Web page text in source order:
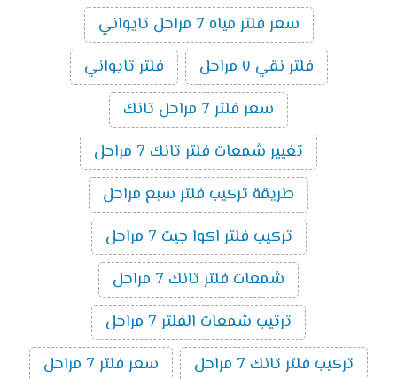
سعر فلتر مياه 7 مراحل تايواني
فلتر نقي ٧ مراحل
فلتر تايواني
سعر فلتر 7 مراحل تانك
تغيير شمعات فلتر تانك 7 مراحل
طريقة تركيب فلتر سبع مراحل
تركيب فلتر اكوا جيت 7 مراحل
شمعات فلتر تانك 7 مراحل
ترتيب شمعات الفلتر 7 مراحل
تركيب فلتر تانك 7 مراحل
سعر فلتر 7 مراحل